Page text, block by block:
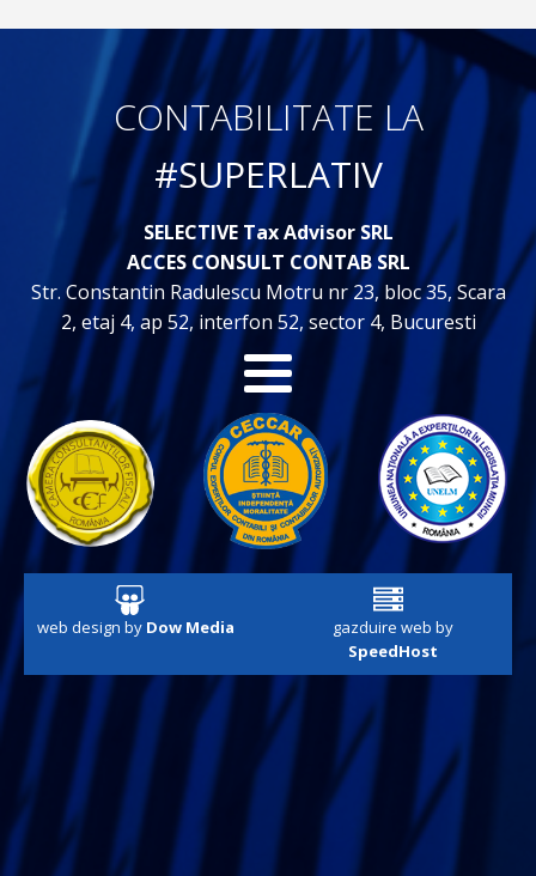
CONTABILITATE LA
#SUPERLATIV
SELECTIVE Tax Advisor SRL
ACCES CONSULT CONTAB SRL
Str. Constantin Radulescu Motru nr 23, bloc 35, Scara
2, etaj 4, ap 52, interfon 52, sector 4, Bucuresti
web design by Dow Media
gazduire web by
SpeedHost